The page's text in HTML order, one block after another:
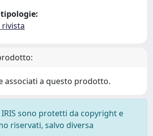
rivista
associati a questo prodotto.
sono protetti da copyright e
riservati, salvo diversa